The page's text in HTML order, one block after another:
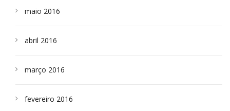
maio 2016
abril 2016
março 2016
fevereiro 2016